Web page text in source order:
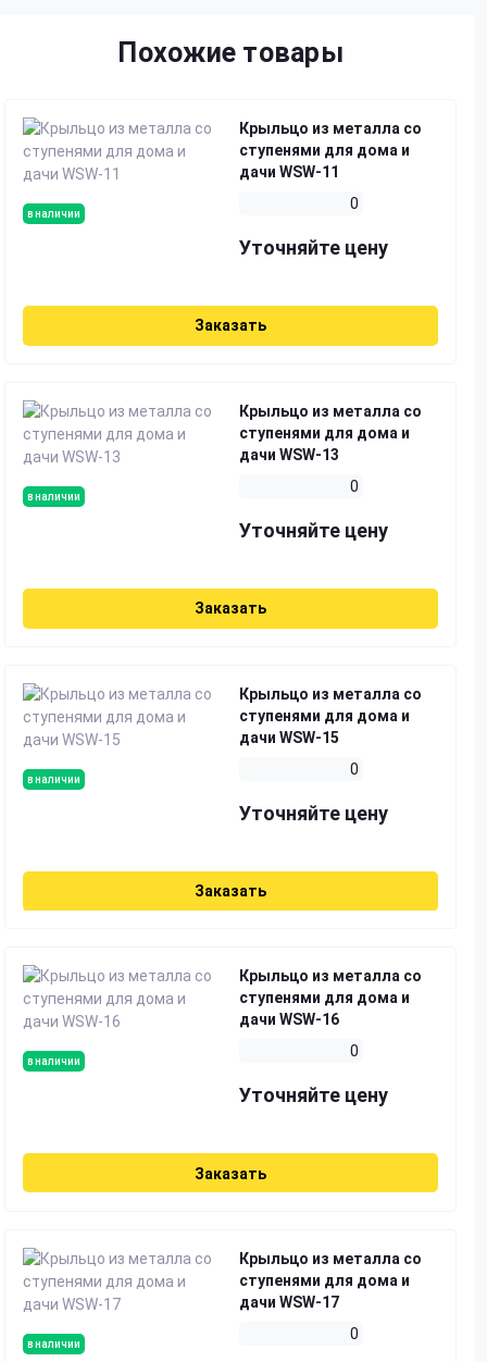
Похожие товары
в наличии
Крыльцо из металла со
ступенями для дома и
дачи WSW-11
0
Уточняйте цену
Заказать
в наличии
Крыльцо из металла со
ступенями для дома и
дачи WSW-13
0
Уточняйте цену
Заказать
в наличии
Крыльцо из металла со
ступенями для дома и
дачи WSW-15
0
Уточняйте цену
Заказать
в наличии
Крыльцо из металла со
ступенями для дома и
дачи WSW-16
0
Уточняйте цену
Заказать
в наличии
Крыльцо из металла со
ступенями для дома и
дачи WSW-17
0